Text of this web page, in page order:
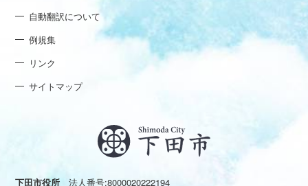
自動翻訳について
例規集
リンク
サイトマップ
下田市役所 法人番号:8000020222194